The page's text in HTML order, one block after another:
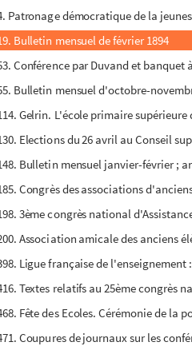
Patronage démocratique de la
Bulletin mensuel de février 1894
Conférence par Duvand et banquet
Bulletin mensuel d'octobre-
Gelrin. L'école primaire
Elections du 26 avril au Conseil
Bulletin mensuel janvier-février ;
Congrès des associations
3ème congrès national
Association amicale des anciens
Ligue française de
Textes relatifs au 25ème congrès
Fête des Ecoles. Cérémonie de la
Coupures de journaux sur les